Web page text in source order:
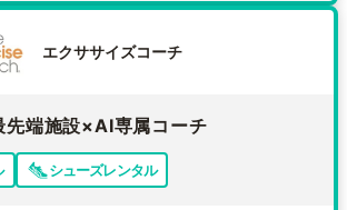
エクササイズコーチ
先端施設×AI専属コーチ
シューズレンタル